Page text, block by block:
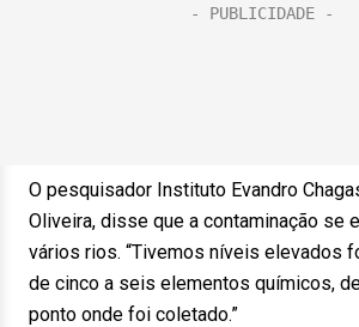
O pesquisador Instituto Evandro
Oliveira, disse que a contaminação se
vários rios. “Tivemos níveis elevados
de cinco a seis elementos químicos,
ponto onde foi coletado.”